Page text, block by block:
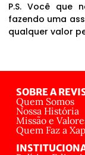
P.S. Você que
fazendo uma
qualquer valor
SOBRE A
Quem Somos
Nossa História
Missão e
Quem Faz a